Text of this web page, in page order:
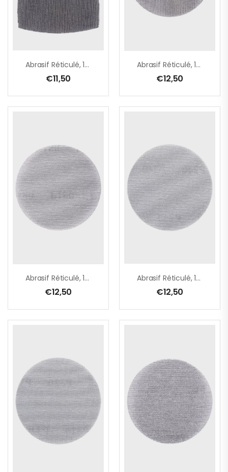
Abrasif Réticulé, 100 X 150 Mm, A80
€11,50
Abrasif Réticulé, 125 Mm, A120
€12,50
Abrasif Réticulé, 125 Mm, A180
€12,50
Abrasif Réticulé, 125 Mm, A240
€12,50